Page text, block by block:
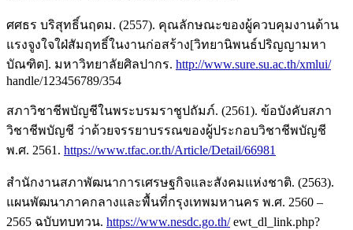
ศศธร บริสุทธิ์นฤดม. (2557). คุณลักษณะของผู้ควบคุมงานด้าน
แรงจูงใจใฝ่สัมฤทธิ์ในงานก่อสร้าง[วิทยานิพนธ์ปริญญามหา
บัณฑิต]. มหาวิทยาลัยศิลปากร. http://www.sure.su.ac.th/xmlui/
handle/123456789/354
สภาวิชาชีพบัญชีในพระบรมราชูปถัมภ์. (2561). ข้อบังคับสภา
วิชาชีพบัญชี ว่าด้วยจรรยาบรรณของผู้ประกอบวิชาชีพบัญชี
พ.ศ. 2561. https://www.tfac.or.th/Article/Detail/66981
สำนักงานสภาพัฒนาการเศรษฐกิจและสังคมแห่งชาติ. (2563).
แผนพัฒนาภาคกลางและพื้นที่กรุงเทพมหานคร พ.ศ. 2560 –
2565 ฉบับทบทวน. https://www.nesdc.go.th/ewt_dl_link.php?